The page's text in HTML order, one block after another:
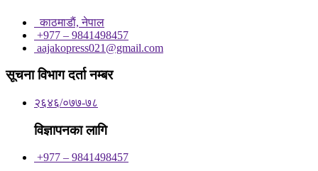
काठमाडाैं, नेपाल
+977 – 9841498457
aajakopress021@gmail.com
सूचना विभाग दर्ता नम्बर
२६४६/०७७-७८
विज्ञापनका लागि
+977 – 9841498457